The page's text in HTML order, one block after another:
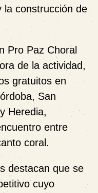
la construcción de
Pro Paz Choral
de la actividad,
gratuitos en
San
Heredia,
entre
coral.
destacan que se
cuyo